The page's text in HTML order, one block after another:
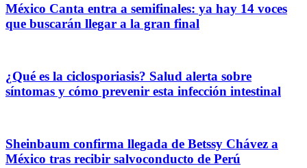
México Canta entra a semifinales: ya hay 14 voces
que buscarán llegar a la gran final
¿Qué es la ciclosporiasis? Salud alerta sobre
síntomas y cómo prevenir esta infección intestinal
Sheinbaum confirma llegada de Betssy Chávez a
México tras recibir salvoconducto de Perú